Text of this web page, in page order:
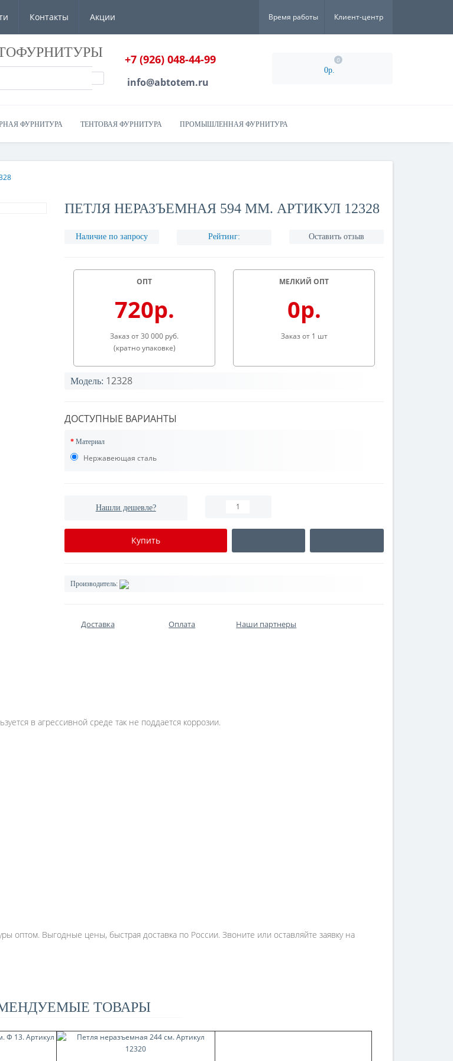
Контакты Акции Время работы Клиент-центр
+7 (926) 048-44-99
info@abtotem.ru
0р.
0
ФУРНИТУРА ТЕНТОВАЯ ФУРНИТУРА ПРОМЫШЛЕННАЯ ФУРНИТУРА
ПЕТЛЯ НЕРАЗЪЕМНАЯ 594 ММ. АРТИКУЛ 12328
Наличие по запросу Рейтинг: Оставить отзыв
ОПТ
720р.
Заказ от 30 000 руб.
(кратно упаковке)
МЕЛКИЙ ОПТ
0р.
Заказ от 1 шт
Модель: 12328
ДОСТУПНЫЕ ВАРИАНТЫ
Материал
Нержавеющая сталь
Нашли дешевле?
Купить
Производитель:
Доставка Оплата Наши партнеры
в агрессивной среде так не поддается коррозии.
оптом. Выгодные цены, быстрая доставка по России. Звоните или оставляйте заявку на
ТОВАРЫ